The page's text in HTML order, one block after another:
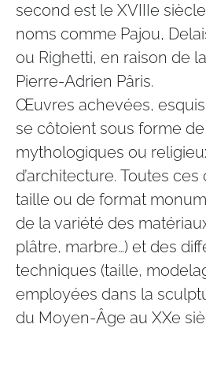
second est le XVIIIe
noms comme Pajou,
ou Righetti, en raison de
Pierre-Adrien Pâris.
Œuvres achevées,
se côtoient sous forme
mythologiques ou
d’architecture. Toutes
taille ou de format
de la variété des
plâtre, marbre…) et des
techniques (taille,
employées dans la
du Moyen-Âge au XXe